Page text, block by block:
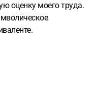
оценку моего труда.